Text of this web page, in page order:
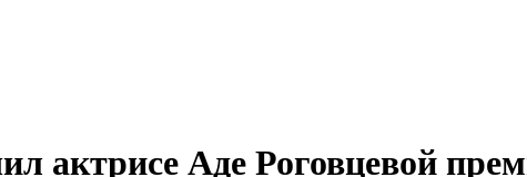
актрисе Аде Роговцевой